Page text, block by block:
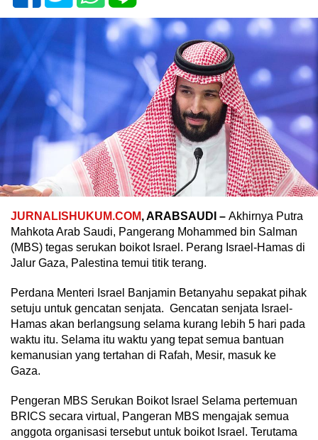
JURNALISHUKUM.COM, ARABSAUDI – Akhirnya Putra
Mahkota Arab Saudi, Pangerang Mohammed bin Salman
(MBS) tegas serukan boikot Israel. Perang Israel-Hamas di
Jalur Gaza, Palestina temui titik terang.
Perdana Menteri Israel Banjamin Betanyahu sepakat pihak
setuju untuk gencatan senjata. Gencatan senjata Israel-
Hamas akan berlangsung selama kurang lebih 5 hari pada
waktu itu. Selama itu waktu yang tepat semua bantuan
kemanusian yang tertahan di Rafah, Mesir, masuk ke
Gaza.
Pengeran MBS Serukan Boikot Israel Selama pertemuan
BRICS secara virtual, Pangeran MBS mengajak semua
anggota organisasi tersebut untuk boikot Israel. Terutama